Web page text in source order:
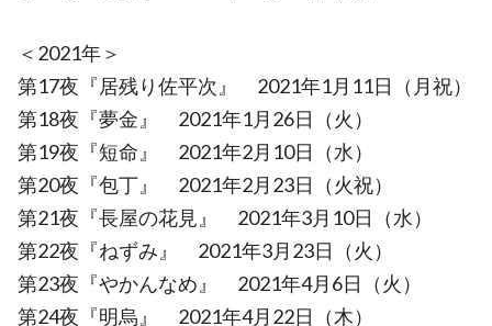
＜2021年＞
第17夜『居残り佐平次』 2021年1月11日（月祝）
第18夜『夢金』 2021年1月26日（火）
第19夜『短命』 2021年2月10日（水）
第20夜『包丁』 2021年2月23日（火祝）
第21夜『長屋の花見』 2021年3月10日（水）
第22夜『ねずみ』 2021年3月23日（火）
第23夜『やかんなめ』 2021年4月6日（火）
第24夜『明烏』 2021年4月22日（木）